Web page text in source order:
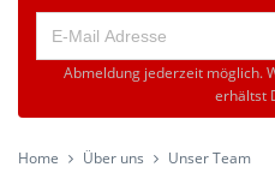
Abmeldung jederzeit möglich.
erhältst
Home Über uns Unser Team